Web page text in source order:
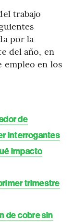
trabajo
por la
del año, en
empleo en los
de
interrogantes
impacto
trimestre
de cobre sin